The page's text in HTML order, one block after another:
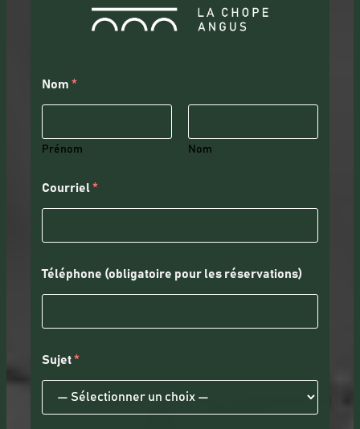
Nom *
Prénom Nom
Courriel*
Téléphone (obligatoire pour les réservations)
Sujet*